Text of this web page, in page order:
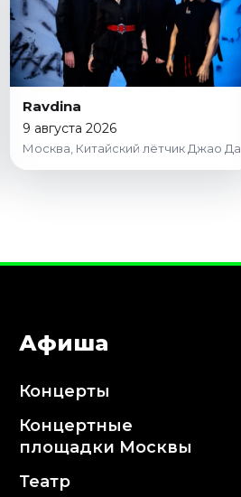
Ravdina
9 августа 2026
Москва, Китайский лётчик Джао Да
Афиша
Концерты
Концертные
площадки Москвы
Театр